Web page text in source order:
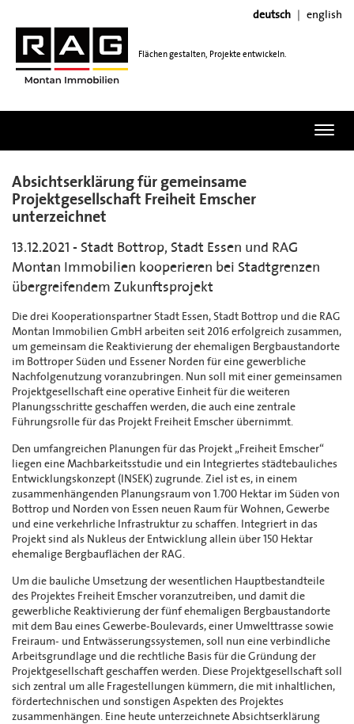
deutsch english
Flächen gestalten, Projekte entwickeln.
Absichtserklärung für gemeinsame
Projektgesellschaft Freiheit Emscher
unterzeichnet
13.12.2021 - Stadt Bottrop, Stadt Essen und RAG
Montan Immobilien kooperieren bei Stadtgrenzen
übergreifendem Zukunftsprojekt
Die drei Kooperationspartner Stadt Essen, Stadt Bottrop und die RAG
Montan Immobilien GmbH arbeiten seit 2016 erfolgreich zusammen,
um gemeinsam die Reaktivierung der ehemaligen Bergbaustandorte
im Bottroper Süden und Essener Norden für eine gewerbliche
Nachfolgenutzung voranzubringen. Nun soll mit einer gemeinsamen
Projektgesellschaft eine operative Einheit für die weiteren
Planungsschritte geschaffen werden, die auch eine zentrale
Führungsrolle für das Projekt Freiheit Emscher übernimmt.
Den umfangreichen Planungen für das Projekt „Freiheit Emscher“
liegen eine Machbarkeitsstudie und ein Integriertes städtebauliches
Entwicklungskonzept (INSEK) zugrunde. Ziel ist es, in einem
zusammenhängenden Planungsraum von 1.700 Hektar im Süden von
Bottrop und Norden von Essen neuen Raum für Wohnen, Gewerbe
und eine verkehrliche Infrastruktur zu schaffen. Integriert in das
Projekt sind als Nukleus der Entwicklung allein über 150 Hektar
ehemalige Bergbauflächen der RAG.
Um die bauliche Umsetzung der wesentlichen Hauptbestandteile
des Projektes Freiheit Emscher voranzutreiben, und damit die
gewerbliche Reaktivierung der fünf ehemaligen Bergbaustandorte
mit dem Bau eines Gewerbe-Boulevards, einer Umwelttrasse sowie
Freiraum- und Entwässerungssystemen, soll nun eine verbindliche
Arbeitsgrundlage und die rechtliche Basis für die Gründung der
Projektgesellschaft geschaffen werden. Diese Projektgesellschaft soll
sich zentral um alle Fragestellungen kümmern, die mit inhaltlichen,
fördertechnischen und sonstigen Aspekten des Projektes
zusammenhängen. Eine heute unterzeichnete Absichtserklärung